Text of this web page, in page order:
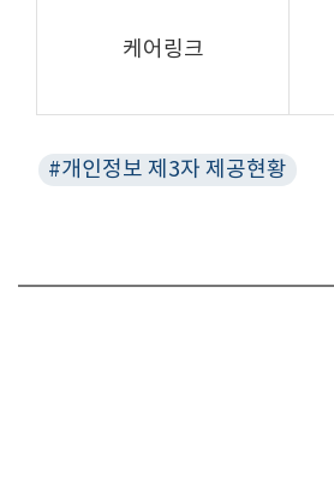
케어링크
#개인정보 제3자 제공현황